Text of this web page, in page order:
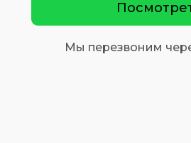
Мы перезвоним